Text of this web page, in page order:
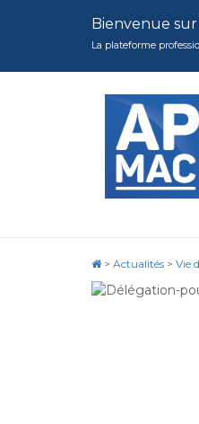
Bienvenue
La plateforme
> Actualités > Vie